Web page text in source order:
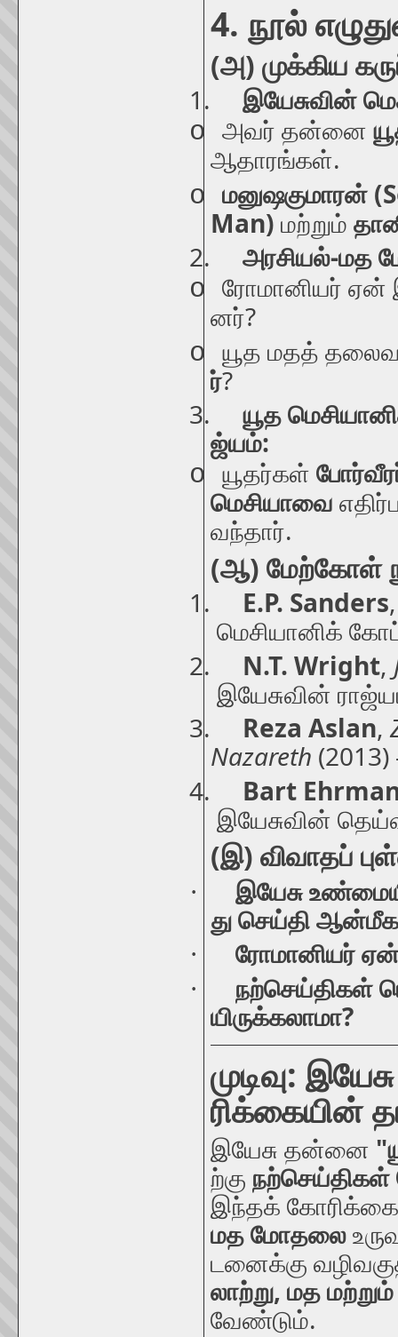
4. நூல்
(அ) முக்கிய
1. இயேசுவின்
o அவர் தன்னை
ஆதாரங்கள்.
o மனுஷகுமாரன்
Man) மற்றும்
2. அரசியல்-மத
o ரோமானியர் ஏன்
னர்?
o யூத மதத்
ர்?
3.
யூத
ஜ்யம்:
o யூதர்கள்
மெசியாவை
வந்தார்.
(ஆ) மேற்கோள்
1. E.P. Sanders
மெசியானிக்
2. N.T. Wright,
இயேசுவின்
3. Reza Aslan,
Nazareth
4.
Bart
இயேசுவின்
(இ) விவாதப்
·
இயேசு
து செய்தி
· ரோமானியர்
· நற்செய்திகள்
யிருக்கலாமா?
முடிவு: இயேசு
ரிக்கையின்
இயேசு தன்னை "
ற்கு நற்செய்திகள்
இந்தக் கோரிக்கை
மத மோதலை
டனைக்கு
லாற்று, மத மற்றும்
வேண்டும்.